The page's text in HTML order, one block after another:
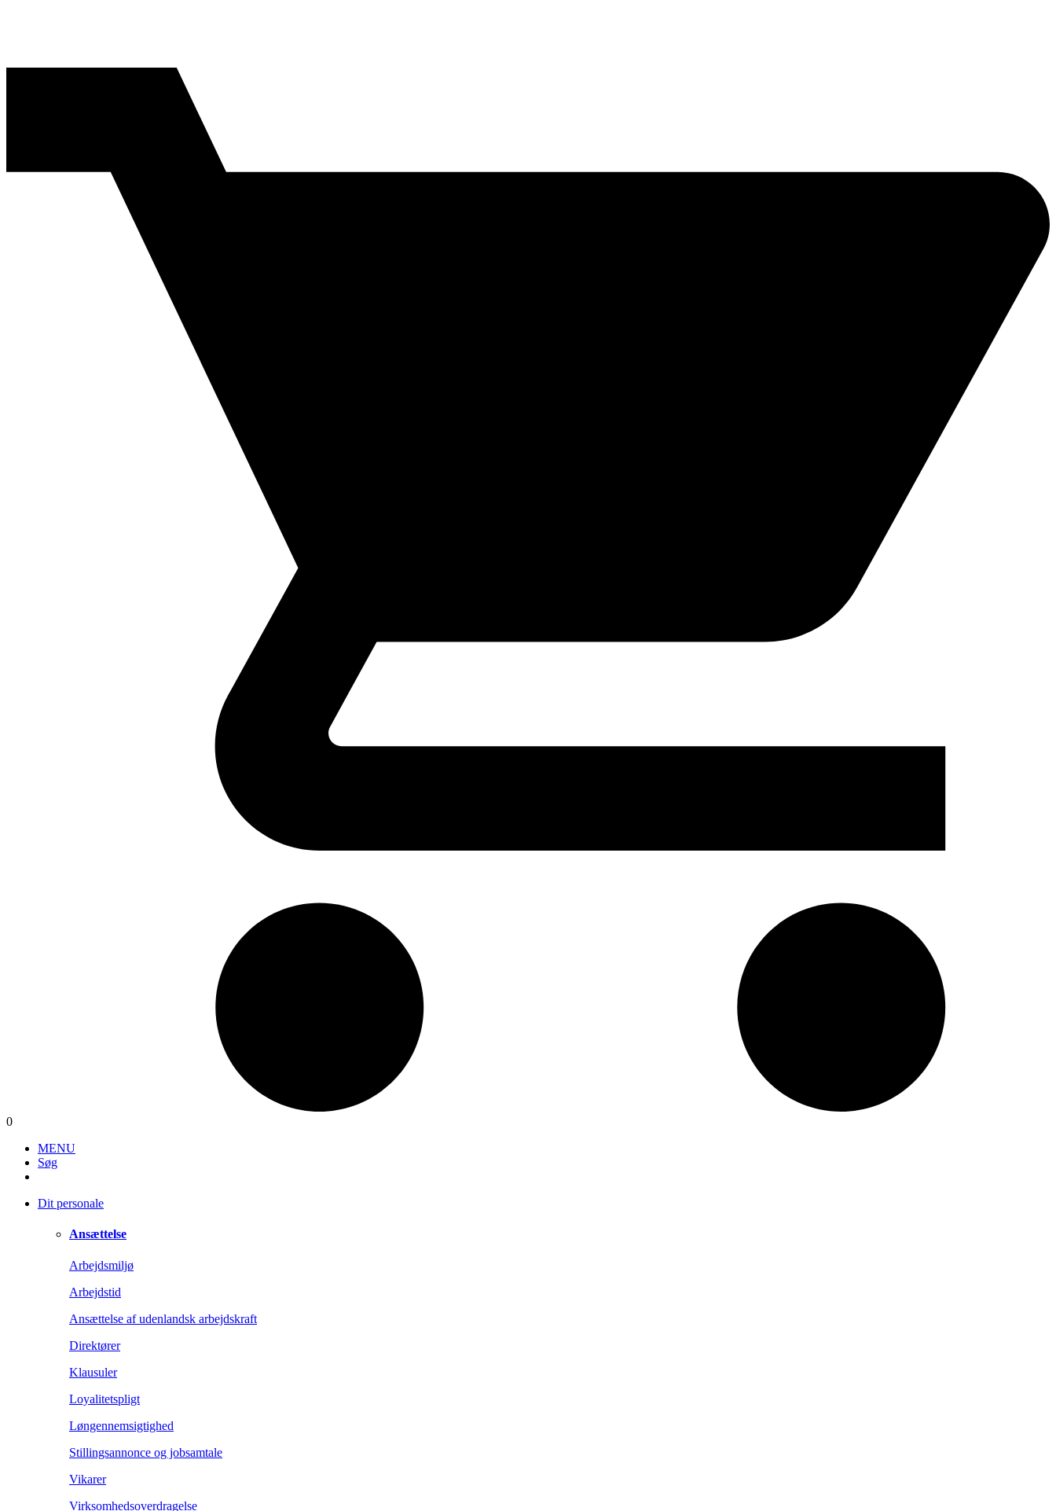
0
MENU
Søg
Dit personale
Ansættelse
Arbejdsmiljø
Arbejdstid
Ansættelse af udenlandsk arbejdskraft
Direktører
Klausuler
Loyalitetspligt
Løngennemsigtighed
Stillingsannonce og jobsamtale
Vikarer
Virksomhedsoverdragelse